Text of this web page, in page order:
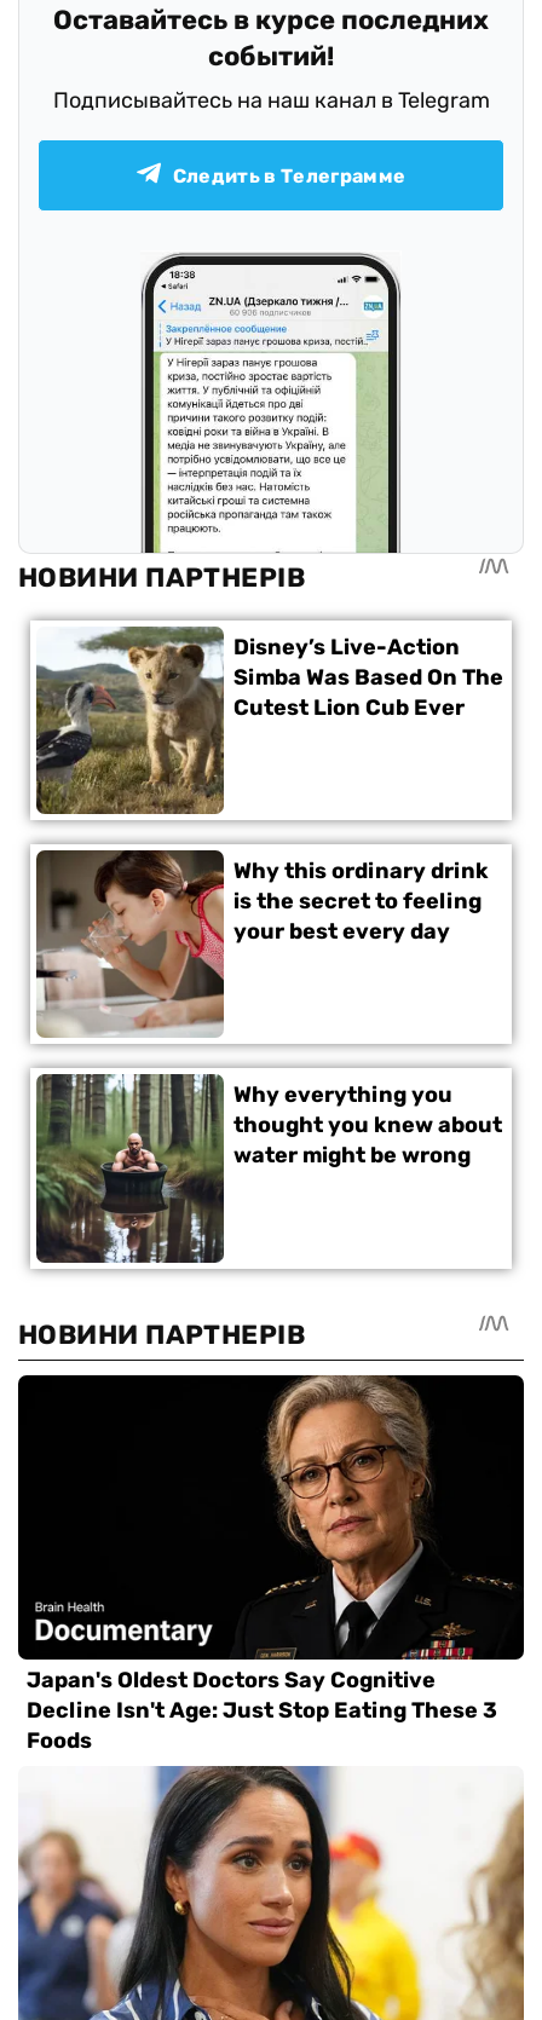
Оставайтесь в курсе последних
событий!
Подписывайтесь на наш канал в Telegram
Следить в Телеграмме